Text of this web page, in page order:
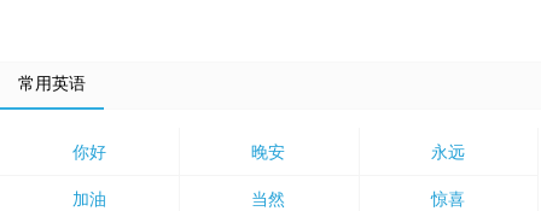
常用英语
你好 晚安 永远
加油 当然 惊喜